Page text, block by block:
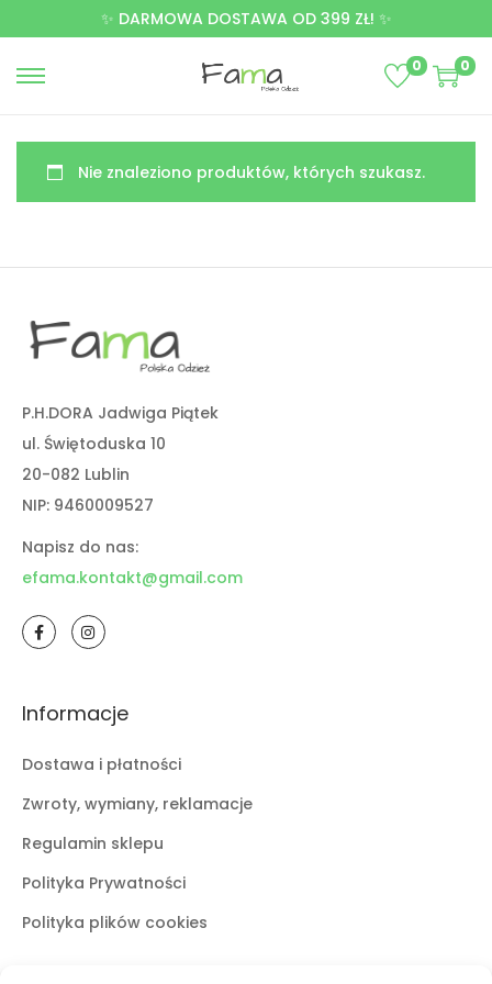
✨ DARMOWA DOSTAWA OD 399 ZŁ! ✨
0 0
Nie znaleziono produktów, których szukasz.
P.H.DORA Jadwiga Piątek
ul. Świętoduska 10
20-082 Lublin
NIP: 9460009527
Napisz do nas:
efama.kontakt@gmail.com
Informacje
Dostawa i płatności
Zwroty, wymiany, reklamacje
Regulamin sklepu
Polityka Prywatności
Polityka plików cookies